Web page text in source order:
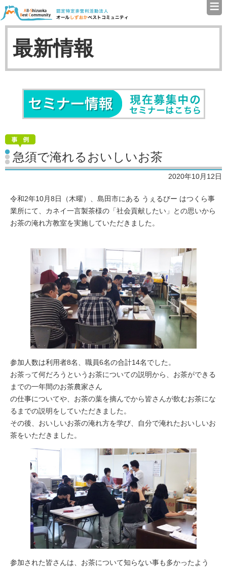
認定特定非営利活動法人（
≡
最新情報
急須で淹れるおいしいお茶
2020年10月12日
令和2年10月8日（木曜）、島田市にある うぇるびー はつくら事
業所にて、カネイ一言製茶様の「社会貢献したい」との思いから
お茶の淹れ方教室を実施していただきました。
参加人数は利用者8名、職員6名の合計14名でした。
お茶って何だろうというお茶についての説明から、お茶ができる
までの一年間のお茶農家さん
の仕事についてや、お茶の葉を摘んでから皆さんが飲むお茶にな
るまでの説明をしていただきました。
その後、おいしいお茶の淹れ方を学び、自分で淹れたおいしいお
茶をいただきました。
参加された皆さんは、お茶について知らない事も多かったよう